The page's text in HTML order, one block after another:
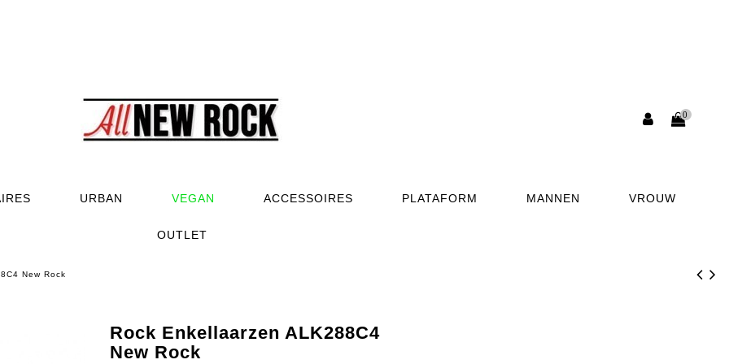
0
URBAN VEGAN ACCESSOIRES PLATAFORM MANNEN VROUW
OUTLET
New Rock
Rock Enkellaarzen ALK288C4
New Rock